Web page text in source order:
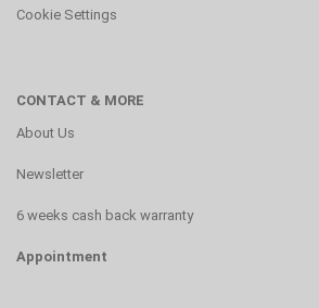
Cookie Settings
CONTACT & MORE
About Us
Newsletter
6 weeks cash back warranty
Appointment